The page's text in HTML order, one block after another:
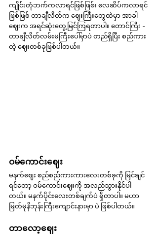
ကျိုင်းတုံဘက်ကလာရင်ဖြစ်ဖြစ်၊ လေဆိပ်ကလာရင်
ဖြစ်ဖြစ် တာချီလိတ်က ဈေးကြီးတွေထဲမှာ အာခါ
ဈေးက အရင်ဆုံးတွေ့မြင်ကြရတာပါ။ တောင်ကြီး -
တာချီလိတ်လမ်းမကြီးပေါ်မှာပဲ တည်ရှိပြီး စည်ကား
တဲ့ ဈေးတစ်ခုဖြစ်ပါတယ်။
ဝမ်ကောင်းဈေး
မနက်ဈေး စည်စည်ကားကားလေးတစ်ခုကို မြင်ချင်
ရင်တော့ ဝမ်ကောင်းဈေးကို အလည်သွားနိုင်ပါ
တယ်။ မနက်ပိုင်းလေးတစ်ချက်ပဲ ရှိတာပါ။ မဟာ
မြတ်မုနိဘုန်းကြီးကျောင်းနားမှာ ပဲ ဖြစ်ပါတယ်။
တာလော့ဈေး